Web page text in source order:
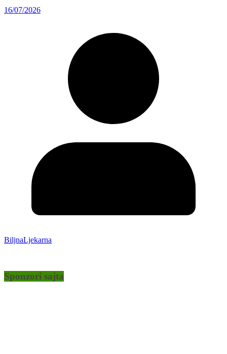
16/07/2026
BiljnaLjekarna
Sponzori sajta